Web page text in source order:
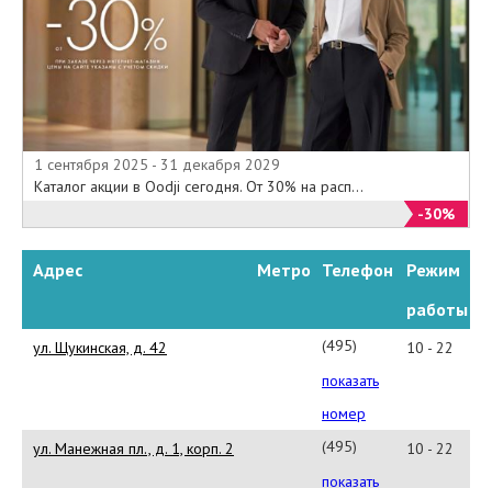
1 сентября 2025 - 31 декабря 2029
Каталог акции в Oodji сегодня. От 30% на расп...
-30%
Адрес Метро Телефон
Режим
работы
ул. Щукинская, д. 42
(495)
229-
97-
82
показать
номер
10 - 22
ул. Манежная пл., д. 1, корп. 2
(495)
225-
показать
10 - 22